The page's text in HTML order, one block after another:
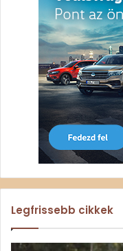
Legfrissebb cikkek